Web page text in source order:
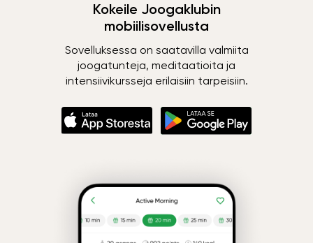
Kokeile Joogaklubin
mobiilisovellusta
Sovelluksessa on saatavilla valmiita
joogatunteja, meditaatioita ja
intensiivikursseja erilaisiin tarpeisiin.